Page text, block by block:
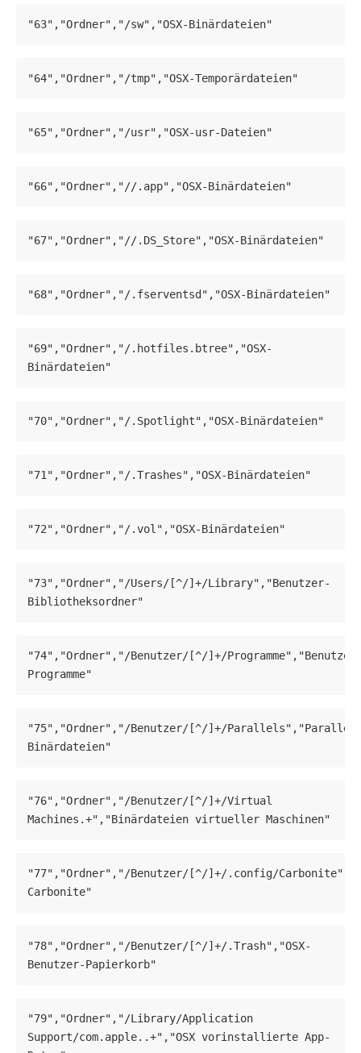
"63","Ordner","/sw","OSX-Binärdateien"
"64","Ordner","/tmp","OSX-Temporärdateien"
"65","Ordner","/usr","OSX-usr-Dateien"
"66","Ordner","//.app","OSX-Binärdateien"
"67","Ordner","//.DS_Store","OSX-Binärdateien"
"68","Ordner","/.fserventsd","OSX-Binärdateien"
"69","Ordner","/.hotfiles.btree","OSX-
Binärdateien"
"70","Ordner","/.Spotlight","OSX-Binärdateien"
"71","Ordner","/.Trashes","OSX-Binärdateien"
"72","Ordner","/.vol","OSX-Binärdateien"
"73","Ordner","/Users/[^/]+/Library","Benutzer-
Bibliotheksordner"
"74","Ordner","/Benutzer/[^/]+/
Programme"
"75","Ordner","/Benutzer/[^/]+/
Binärdateien"
"76","Ordner","/Benutzer/[^/]+/Virtual
Machines.+","Binärdateien virtueller Maschinen"
"77","Ordner","/Benutzer/[^/]+/.config/
Carbonite"
"78","Ordner","/Benutzer/[^/]+/.Trash","OSX-
Benutzer-Papierkorb"
"79","Ordner","/Library/Application
Support/com.apple..+","OSX vorinstallierte App-